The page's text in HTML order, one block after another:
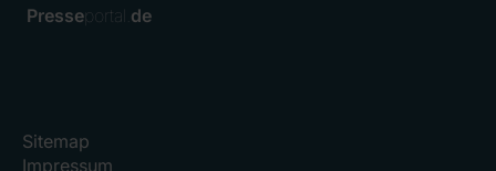
Presseportal. de
Sitemap
Impressum